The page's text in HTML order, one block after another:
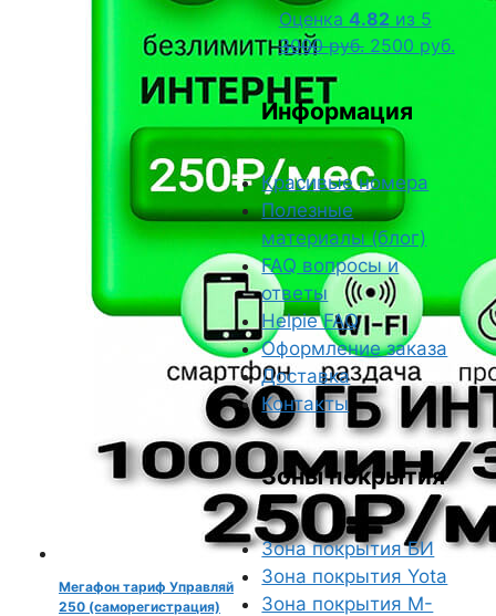
Мегафон тариф Управляй
250 (саморегистрация)
Оценка 4.82из 5
3000руб.
3000 руб..
2500 руб.
Информация
Красивые номера
Полезные
материалы (блог)
FAQ вопросы и
ответы
Helpie FAQ
Оформление заказа
Доставка
Контакты
Зоны покрытия
Зона покрытия БИ
Зона покрытия Yota
Зона покрытия М-